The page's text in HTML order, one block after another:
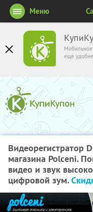
ещё
Меню
Видеорегистратор
магазина Polceni.
видео и звук
цифровой зум.